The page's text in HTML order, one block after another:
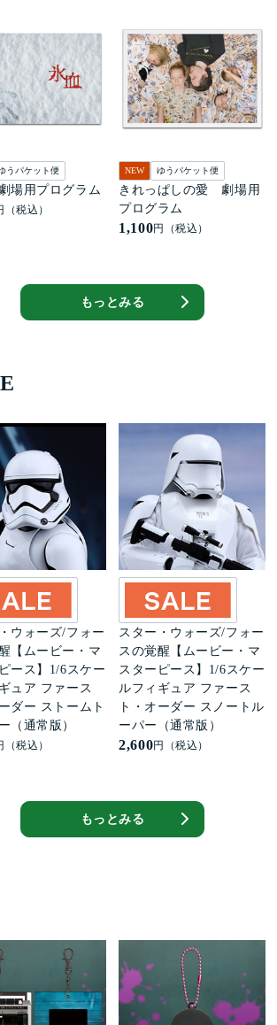
うパケット便
場用プログラム
（税込）
NEW ゆうパケット便
きれっぱしの愛 劇場用
プログラム
1,100円（税込）
もっとみる
ウォーズ/フォー
【ムービー・マ
ース】1/6スケー
ュア ファース
ダー ストームト
（通常版）
（税込）
スター・ウォーズ/フォー
スの覚醒【ムービー・マ
スターピース】1/6スケー
ルフィギュア ファース
ト・オーダー スノートル
ーパー（通常版）
2,600円（税込）
もっとみる